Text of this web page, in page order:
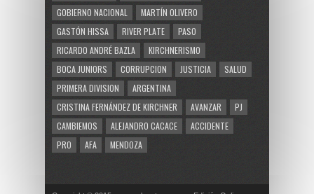
GOBIERNO NACIONAL
MARTÍN OLIVERO
GASTÓN HISSA
RIVER PLATE
PASO
RICARDO ANDRÉ BAZLA
KIRCHNERISMO
BOCA JUNIORS
CORRUPCION JUSTICIA
SALUD
PRIMERA DIVISION
ARGENTINA
CRISTINA FERNÁNDEZ DE KIRCHNER
AVANZAR
PJ
CAMBIEMOS
ALEJANDRO CACACE
ACCIDENTE
PRO
AFA MENDOZA